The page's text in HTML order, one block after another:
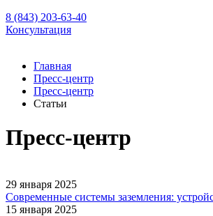
8 (843) 203-63-40
Консультация
Главная
Пресс-центр
Пресс-центр
Статьи
Пресс-центр
29 января 2025
Современные системы заземления:
15 января 2025